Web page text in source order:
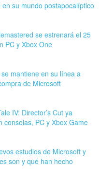
en su mundo postapocalíptico
se estrenará el 25
PC y Xbox One
mantiene en su línea a
de Microsoft
IV: Director’s Cut ya
consolas, PC y Xbox Game
estudios de Microsoft y
son y qué han hecho